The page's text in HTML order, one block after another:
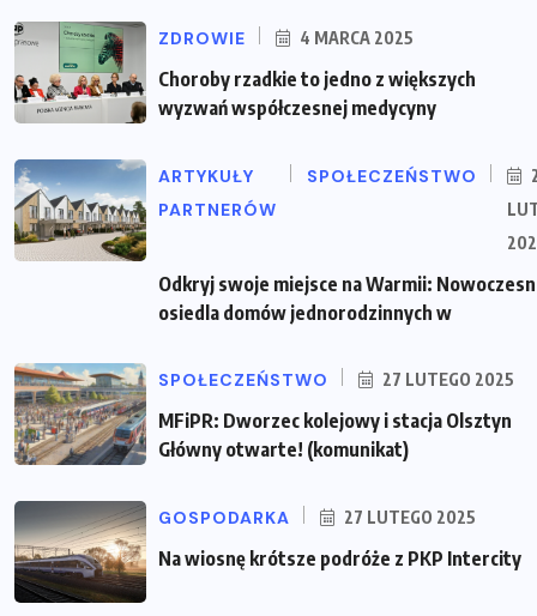
ZDROWIE 4 MARCA 2025
Choroby rzadkie to jedno z większych
wyzwań współczesnej medycyny
ARTYKUŁY
PARTNERÓW
SPOŁECZEŃSTWO
Odkryj swoje miejsce na Warmii:
osiedla domów jednorodzinnych w
SPOŁECZEŃSTWO 27 LUTEGO 2025
MFiPR: Dworzec kolejowy i stacja Olsztyn
Główny otwarte! (komunikat)
GOSPODARKA 27 LUTEGO 2025
Na wiosnę krótsze podróże z PKP Intercity